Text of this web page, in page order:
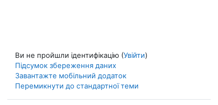
Ви не пройшли ідентифікацію (Увійти)
Підсумок збереження даних
Завантажте мобільний додаток
Перемикнути до стандартної теми